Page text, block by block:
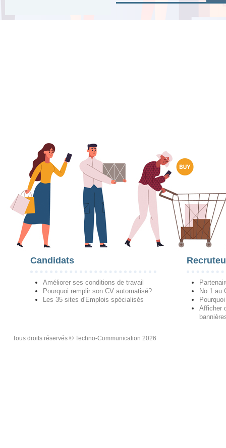
Candidats
Améliorer ses conditions de travail
Pourquoi remplir son CV automatisé?
Les 35 sites d'Emplois spécialisés
No 1 au
Afficher
Tous droits réservés © Techno-Communication 2026